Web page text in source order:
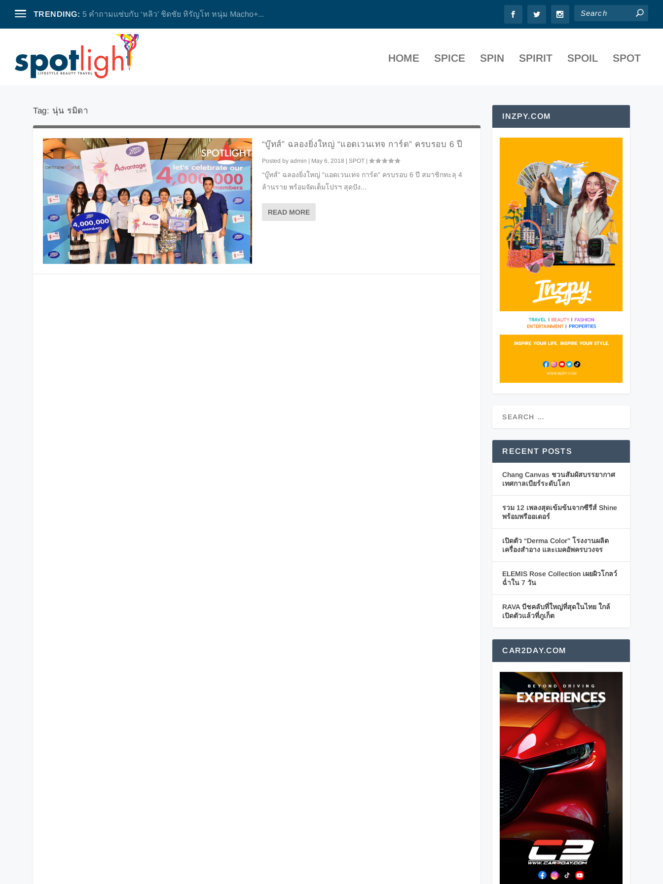
TRENDING: 5 คำถามแซ่บกับ ‘หลิว’ ชิดชัย หิรัญโท หนุ่ม Macho+...
HOME SPICE SPIN SPIRIT SPOIL SPOT
Tag: นุ่น รมิดา
“บู๊ทส์” ฉลองยิ่งใหญ่ “แอดเวนเทจ การ์ด” ครบรอบ 6 ปี
Posted by admin | May 6, 2018 | SPOT|
“บู๊ทส์” ฉลองยิ่งใหญ่ “แอดเวนเทจ การ์ด” ครบรอบ 6 ปี สมาชิกทะลุ 4
ล้านราย พร้อมจัดเต็มโปรฯ สุดปัง...
READ MORE
INZPY.COM
RECENT POSTS
Chang Canvas ชวนสัมผัสบรรยากาศ
เทศกาลเบียร์ระดับโลก
รวม 12 เพลงสุดเข้มข้นจากซีรีส์ Shine
พร้อมพรีออเดอร์
เปิดตัว “Derma Color” โรงงานผลิต
เครื่องสำอาง และเมคอัพครบวงจร
ELEMIS Rose Collection เผยผิวโกลว์
ฉ่ำใน 7 วัน
RAVA บีชคลับที่ใหญ่ที่สุดในไทย ใกล้
เปิดตัวแล้วที่ภูเก็ต
CAR2DAY.COM